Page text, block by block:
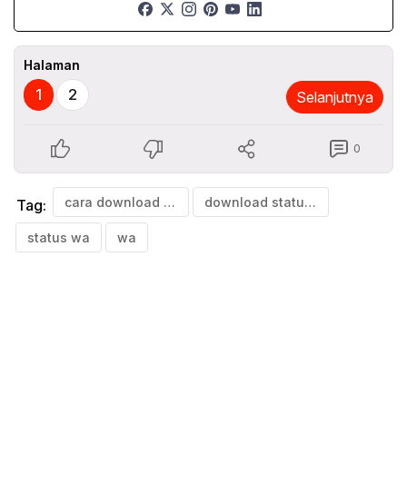
Halaman
1 2 Selanjutnya
0
Tag: cara download status wa download status wa
status wa wa